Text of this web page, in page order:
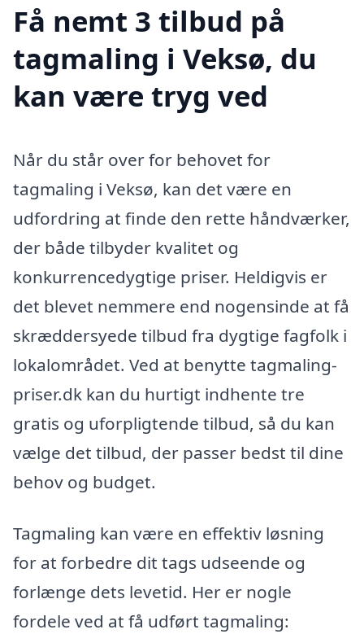
Få nemt 3 tilbud på
tagmaling i Veksø, du
kan være tryg ved
Når du står over for behovet for
tagmaling i Veksø, kan det være en
udfordring at finde den rette håndværker,
der både tilbyder kvalitet og
konkurrencedygtige priser. Heldigvis er
det blevet nemmere end nogensinde at få
skræddersyede tilbud fra dygtige fagfolk i
lokalområdet. Ved at benytte tagmaling-
priser.dk kan du hurtigt indhente tre
gratis og uforpligtende tilbud, så du kan
vælge det tilbud, der passer bedst til dine
behov og budget.
Tagmaling kan være en effektiv løsning
for at forbedre dit tags udseende og
forlænge dets levetid. Her er nogle
fordele ved at få udført tagmaling: